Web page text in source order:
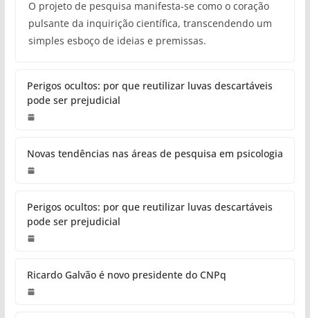
O projeto de pesquisa manifesta-se como o coração
pulsante da inquirição científica, transcendendo um
simples esboço de ideias e premissas.
Perigos ocultos: por que reutilizar luvas descartáveis
pode ser prejudicial
Novas tendências nas áreas de pesquisa em psicologia
Perigos ocultos: por que reutilizar luvas descartáveis
pode ser prejudicial
Ricardo Galvão é novo presidente do CNPq